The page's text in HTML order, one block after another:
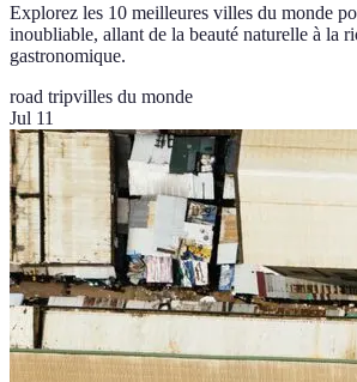
Explorez les 10 meilleures villes du monde
inoubliable, allant de la beauté naturelle à la
gastronomique.
road tripvilles du monde
Jul 11